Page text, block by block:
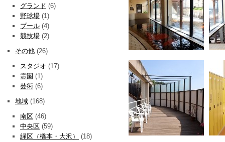
グランド (6)
野球場 (1)
プール (4)
競技場 (2)
その他 (26)
スタジオ (17)
霊園 (1)
芸術 (6)
地域 (168)
南区 (46)
中央区 (59)
緑区（橋本・大沢）
(18)